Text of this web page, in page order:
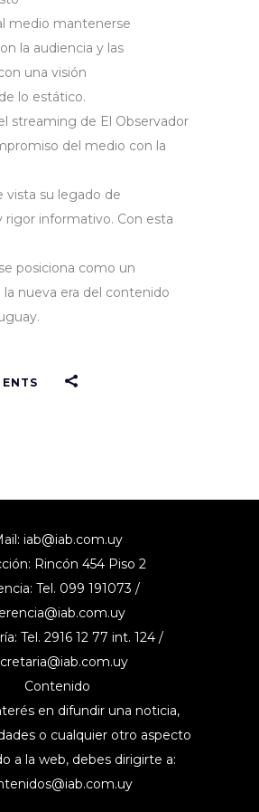
medio mantenerse
la audiencia y las
una visión
lo estático.
streaming de El Observador
del medio con la
vista su legado de
rigor informativo. Con esta
posiciona como un
nueva era del contenido
iab@iab.com.uy
Rincón 454 Piso 2
Tel. 099 191073 /
Tel. 2916 12 77 int. 124 /
Contenido
en difundir una noticia,
o cualquier otro aspecto
a la web, debes dirigirte a: